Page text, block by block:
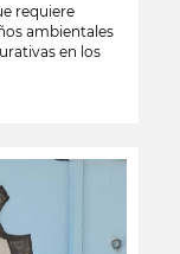
requiere
ambientales
en los